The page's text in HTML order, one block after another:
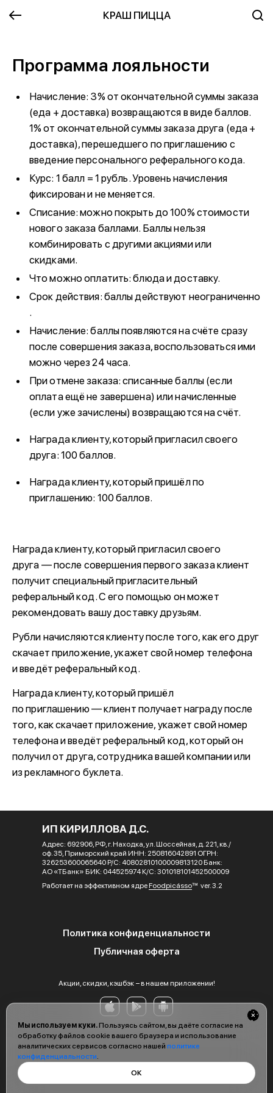
КРАШ ПИЦЦА
Мы используем куки.Пользуясь сайтом, вы даёте согласие на
обработку файлов cookie вашего браузера и использование
аналитических сервисов согласно нашей политике
конфиденциальности.
ОК
Программа лояльности
Начисление: 3% от окончательной суммы заказа
(еда + доставка) возвращаются в виде баллов.
1% от окончательной суммы заказа друга (еда +
доставка), перешедшего по приглашению с
введение персонального реферального кода.
Курс: 1 балл = 1 рубль. Уровень начисления
фиксирован и не меняется.
Списание: можно покрыть до 100% стоимости
нового заказа баллами. Баллы нельзя
комбинировать с другими акциями или
скидками.
Что можно оплатить: блюда и доставку.
Срок действия: баллы действуют неограниченно
.
Начисление: баллы появляются на счёте сразу
после совершения заказа, воспользоваться ими
можно через 24 часа.
При отмене заказа: списанные баллы (если
оплата ещё не завершена) или начисленные
(если уже зачислены) возвращаются на счёт.
Награда клиенту, который пригласил своего
друга: 100 баллов.
Награда клиенту, который пришёл по
приглашению: 100 баллов.
Награда клиенту, который пригласил своего
друга — после совершения первого заказа клиент
получит специальный пригласительный
реферальный код. С его помощью он может
рекомендовать вашу доставку друзьям.
Рубли начисляются клиенту после того, как его друг
скачает приложение, укажет свой номер телефона
и введёт реферальный код.
Награда клиенту, который пришёл
по приглашению — клиент получает награду после
того, как скачает приложение, укажет свой номер
телефона и введёт реферальный код, который он
получил от друга, сотрудника вашей компании или
из рекламного буклета.
ИП КИРИЛЛОВА Д.С.
Адрес: 692906, РФ, г. Находка, ул. Шоссейная, д. 221, кв./
оф. 35, Приморский край ИНН: 250816042891 ОГРН:
326253600065640 Р/С: 40802810100009813120 Банк:
АО «ТБанк» БИК: 044525974 К/С: 301018101452500009
Работает на эффективном ядреFoodpicássover. 3.2
Политика конфиденциальности
Публичная оферта
Акции, скидки, кэшбэк − в нашем приложении!